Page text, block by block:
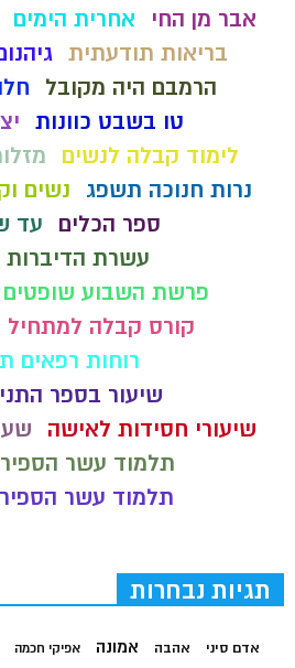
אבר מן החי אחרית הימים
בריאות תודעתית
הרמבם היה מקובל
טו בשבט כוונות
לימוד קבלה לנשים
נרות חנוכה תשפג
נשים
ספר הכלים
עד
עשרת הדיברות
פרשת השבוע שופטים
קורס קבלה למתחיל
רוחות רפאים
שיעור בספר
שיעורי חסידות לאישה
תלמוד עשר
תלמוד עשר
תגיות נבחרות
אדם סיני אהבה אמונה אפיקי חכמה